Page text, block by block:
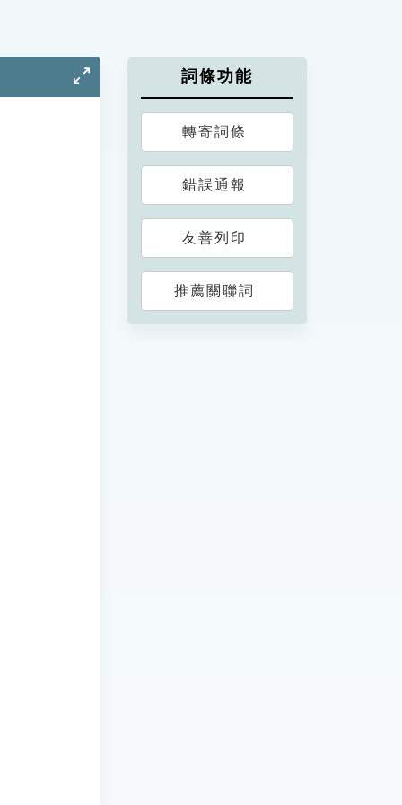
詞條功能
轉寄詞條
錯誤通報
友善列印
推薦關聯詞